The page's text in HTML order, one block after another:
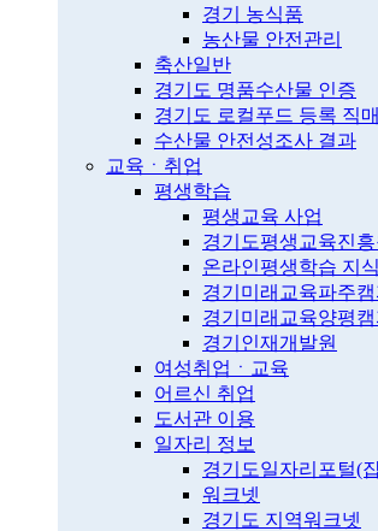
경기 농식품
농산물 안전관리
축산일반
경기도 명품수산물 인증
경기도 로컬푸드 등록 직
수산물 안전성조사 결과
교육ㆍ취업
평생학습
평생교육 사업
경기도평생교육진흥
온라인평생학습 지
경기미래교육파주
경기미래교육양평
경기인재개발원
여성취업ㆍ교육
어르신 취업
도서관 이용
일자리 정보
경기도일자리포털(
워크넷
경기도 지역워크넷